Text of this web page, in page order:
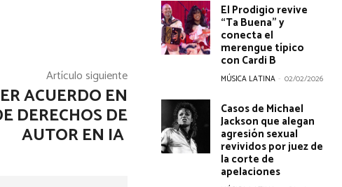
Artículo siguiente
ACUERDO EN
DERECHOS DE
AUTOR EN IA
El Prodigio revive
“Ta Buena” y
conecta el
merengue típico
con Cardi B
MÚSICA LATINA - 02/02/2026
Casos de Michael
Jackson que alegan
agresión sexual
revividos por juez de
la corte de
apelaciones